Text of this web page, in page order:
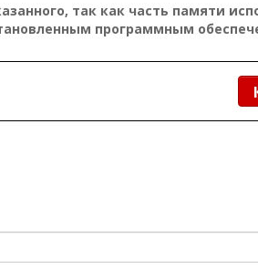
так как часть памяти
программным